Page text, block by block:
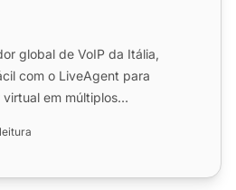
global de VoIP da Itália,
com o LiveAgent para
em múltiplos